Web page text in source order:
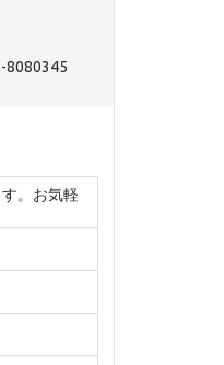
8080345
。お気軽